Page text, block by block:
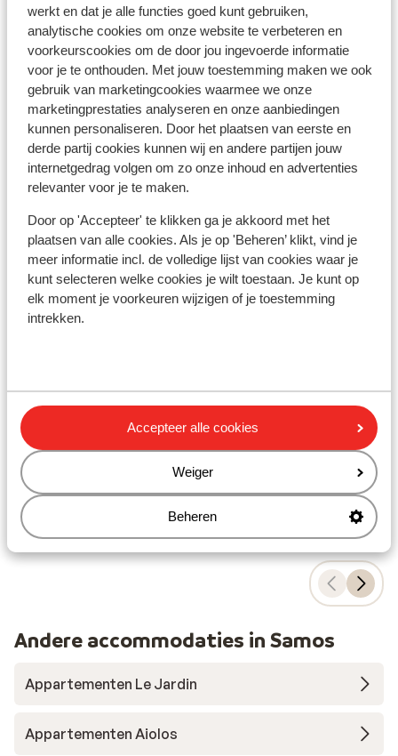
werkt en dat je alle functies goed kunt gebruiken,
analytische cookies om onze website te verbeteren en
voorkeurscookies om de door jou ingevoerde informatie
voor je te onthouden. Met jouw toestemming maken we ook
gebruik van marketingcookies waarmee we onze
marketingprestaties analyseren en onze aanbiedingen
kunnen personaliseren. Door het plaatsen van eerste en
derde partij cookies kunnen wij en andere partijen jouw
internetgedrag volgen om zo onze inhoud en advertenties
relevanter voor je te maken.
Door op 'Accepteer' te klikken ga je akkoord met het
plaatsen van alle cookies. Als je op 'Beheren’ klikt, vind je
meer informatie incl. de volledige lijst van cookies waar je
kunt selecteren welke cookies je wilt toestaan. Je kunt op
elk moment je voorkeuren wijzigen of je toestemming
intrekken.
Accepteer alle cookies
Weiger
Beheren
Ook interessant voor jou
Warm onthaal door de Griekse familie
Uitzicht op een prachtige en heuvelachtige
Traditioneel Griekse inrichting
Wo 14 Okt. - Di 20 Okt.
vanaf prijs p.p.
Wo
Andere accommodaties in Samos
Appartementen Le Jardin
Appartementen Aiolos